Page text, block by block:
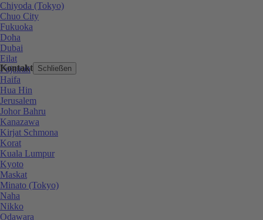
Kontakt Schließen
Chiyoda (Tokyo)
Chuo City
Fukuoka
Doha
Dubai
Eilat
Fujairah
Haifa
Hua Hin
Jerusalem
Johor Bahru
Kanazawa
Kirjat Schmona
Korat
Kuala Lumpur
Kyoto
Maskat
Minato (Tokyo)
Naha
Nikko
Odawara